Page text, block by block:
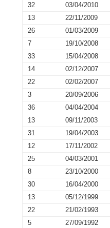
32
03/04/2010
13
22/11/2009
26
01/03/2009
7
19/10/2008
33
15/04/2008
14
02/12/2007
22
02/02/2007
3
20/09/2006
36
04/04/2004
13
09/11/2003
31
19/04/2003
12
17/11/2002
25
04/03/2001
8
23/10/2000
30
16/04/2000
13
05/12/1999
22
21/02/1993
5
27/09/1992